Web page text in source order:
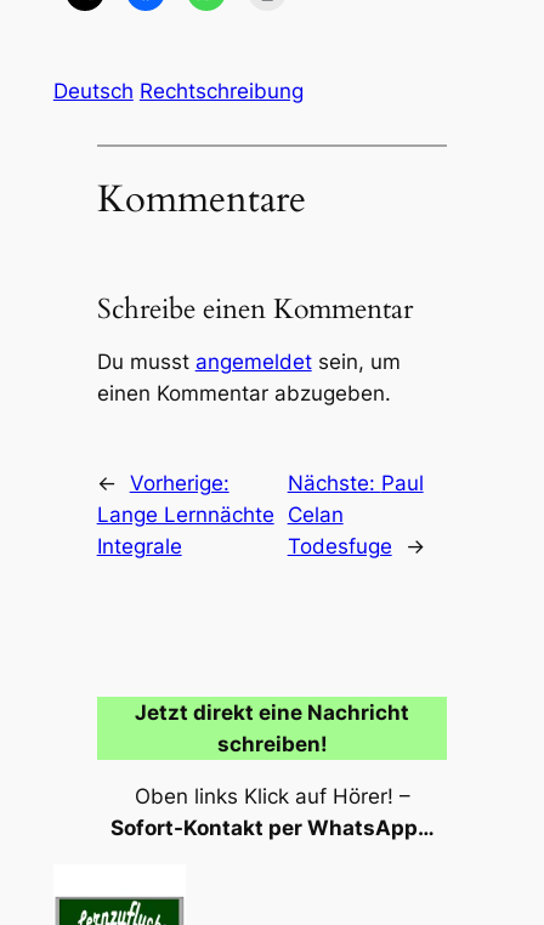
Deutsch Rechtschreibung
Kommentare
Schreibe einen Kommentar
Du musst angemeldetsein, um
einen Kommentar abzugeben.
← Vorherige:
Lange Lernnächte
Integrale
Nächste: Paul
Celan
Todesfuge
→
Jetzt direkt eine Nachricht
schreiben!
Oben links Klick auf Hörer! –
Sofort-Kontakt per WhatsApp…